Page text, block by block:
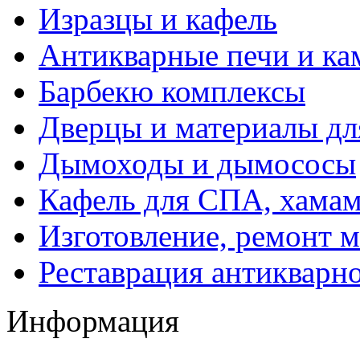
Изразцы и кафель
Антикварные печи и
Барбекю комплексы
Дверцы и материалы
Дымоходы и дымососы
Кафель для СПА,
Изготовление, ремонт
Реставрация
Информация